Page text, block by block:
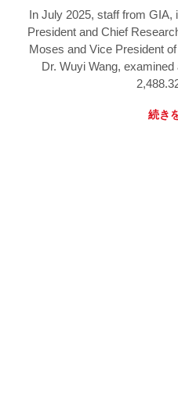
In July 2025, staff from GIA,
President and Chief
Moses and Vice President
Dr. Wuyi Wang,
続き